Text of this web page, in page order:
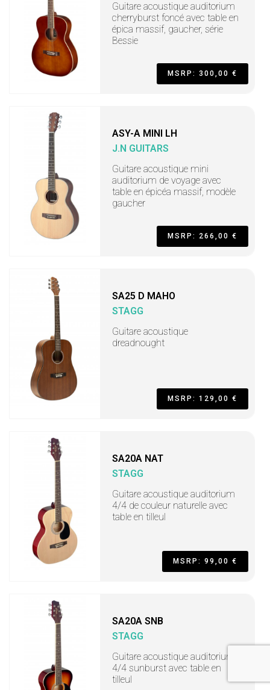
Guitare acoustique auditorium
cherryburst foncé avec table en
épica massif, gaucher, série
Bessie
MSRP: 300,00 €
ASY-A MINI LH
J.N GUITARS
Guitare acoustique mini
auditorium de voyage avec
table en épicéa massif, modèle
gaucher
MSRP: 266,00 €
SA25 D MAHO
STAGG
Guitare acoustique
dreadnought
MSRP: 129,00 €
SA20A NAT
STAGG
Guitare acoustique auditorium
4/4 de couleur naturelle avec
table en tilleul
MSRP: 99,00 €
SA20A SNB
STAGG
Guitare acoustique auditorium
4/4 sunburst avec table en
tilleul